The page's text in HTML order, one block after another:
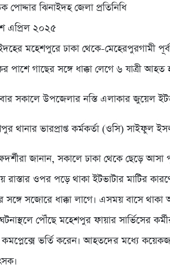
পোদ্দার ঝিনাইদহ জেলা প্রতিনিধি
এপ্রিল ২০২৫
মহেশপুরে ঢাকা থেকে-মেহেরপুরগামী
পাশে গাছের সঙ্গে ধাক্কা লেগে ৬ যাত্রী আহত
সকালে উপজেলার নস্তি এলাকার জুয়েল
থানার ভারপ্রাপ্ত কর্মকর্তা (ওসি) সাইফুল
জানান, সকালে ঢাকা থেকে ছেড়ে
ওপর পড়ে থাকা ইটভাটার মাটির কারণে
সঙ্গে সজোরে ধাক্কা লাগে। এসময় বাসে
পৌঁছে মহেশপুর ফায়ার সার্ভিসের
কমপ্লেক্সে ভর্তি করেন। আহতদের মধ্যে